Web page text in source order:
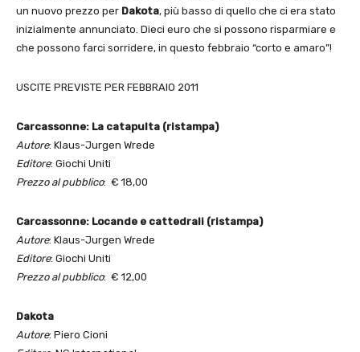
un nuovo prezzo per Dakota, più basso di quello che ci era stato
inizialmente annunciato. Dieci euro che si possono risparmiare e
che possono farci sorridere, in questo febbraio “corto e amaro”!
USCITE PREVISTE PER FEBBRAIO 2011
Carcassonne: La catapulta (ristampa)
Autore: Klaus-Jurgen Wrede
Editore: Giochi Uniti
Prezzo al pubblico: € 18,00
Carcassonne: Locande e cattedrali (ristampa)
Autore: Klaus-Jurgen Wrede
Editore: Giochi Uniti
Prezzo al pubblico: € 12,00
Dakota
Autore: Piero Cioni